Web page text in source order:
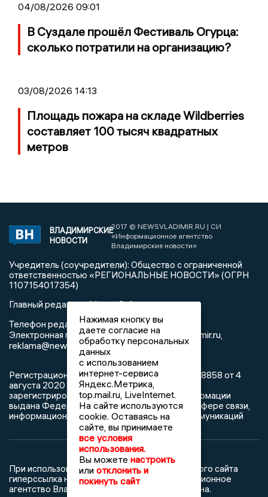
04/08/2026 09:01
В Суздале прошёл Фестиваль Огурца:
сколько потратили на организацию?
03/08/2026 14:13
Площадь пожара на складе Wildberries
составляет 100 тысяч квадратных
метров
ВЛАДИМИРСКИЕ
НОВОСТИ
2017 © NEWSVLADIMIR.RU | СИ
«Информационное агентство
Владимирские новости»
Учредитель (соучредители): Общество с ограниченной
ответственностью «РЕГИОНАЛЬНЫЕ НОВОСТИ» (ОГРН
1107154017354)
Главный редактор: Мазов С. А.
Телефон редакции:8 (4922) 666916
Электронная почта редакции:info@newsvladimir.ru
reklama@newsvladimir.ru
Регистрационный номер: серия Эл № ФС77-78858 от 4
августа 2020 г. согласно выписке из реестра
зарегистрированных средств массовой информации
выдана Федеральной службой по надзору в сфере связи,
информационных технологий и массовых коммуникаций
При использовании любого материала с данного сайта
гиперссылка на Сетевое издание «Информационное
агентство Владимирские новости» обязательна.
Нажимая кнопку вы
даете согласие на
обработку персональных
данных
с использованием
интернет-сервиса
Яндекс.Метрика,
top.mail.ru, LiveInternet.
На сайте используются
cookie. Оставаясь на
сайте, вы принимаете
все условия
использования.
Вы можете настроить
или отклонить и
покинуть сайт